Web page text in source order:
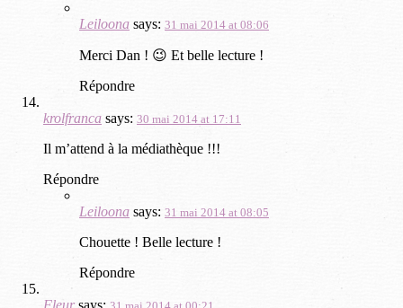
Leiloona says: 31 mai 2014 at 08:06
Merci Dan ! 😉 Et belle lecture !
Répondre
krolfranca says: 30 mai 2014 at 17:11
Il m’attend à la médiathèque !!!
Répondre
Leiloona says: 31 mai 2014 at 08:05
Chouette ! Belle lecture !
Répondre
Fleur says: